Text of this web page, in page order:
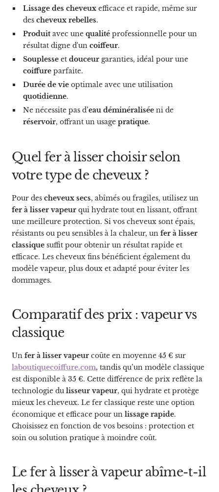
Lissage des cheveuxefficace et rapide, même sur
des cheveux rebelles.
Produitavec une qualitéprofessionnelle pour un
résultat digne d'un coiffeur.
Souplesseet douceurgaranties, idéal pour une
coiffureparfaite.
Durée de vieoptimale avec une utilisation
quotidienne.
Ne nécessite pas d’eau déminéraliséeni de
réservoir, offrant un usage pratique.
Quel fer à lisser choisir selon
votre type de cheveux ?
Pour des cheveux secs, abîmés ou fragiles, utilisez un
fer à lisser vapeur qui hydrate tout en lissant, offrant
une meilleure protection. Si vos cheveux sont épais,
résistants ou peu sensibles à la chaleur, un fer à lisser
classique suffit pour obtenir un résultat rapide et
efficace. Les cheveux fins bénéficient également du
modèle vapeur, plus doux et adapté pour éviter les
dommages.
Comparatif des prix : vapeur vs
classique
Un fer à lisser vapeur coûte en moyenne 45 € sur
laboutiquecoiffure.com, tandis qu’un modèle classique
est disponible à 35 €. Cette différence de prix reflète la
technologie du lisseur vapeur, qui hydrate et protège
mieux les cheveux. Le fer classique reste une option
économique et efficace pour un lissage rapide.
Choisissez en fonction de vos besoins : protection et
soin ou solution pratique à moindre coût.
Le fer à lisser à vapeur abîme-t-il